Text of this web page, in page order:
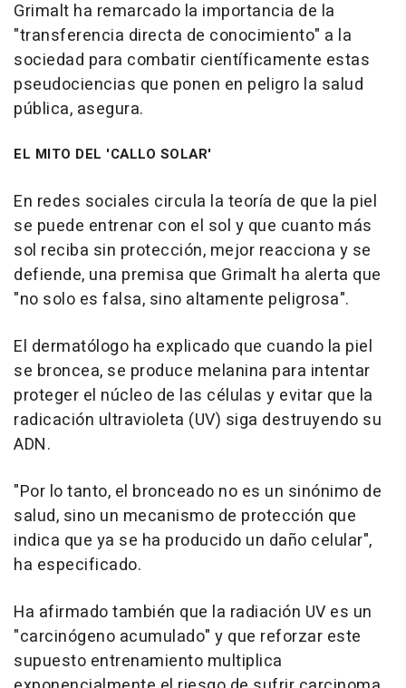
Grimalt ha remarcado la importancia de la
"transferencia directa de conocimiento" a la
sociedad para combatir científicamente estas
pseudociencias que ponen en peligro la salud
pública, asegura.
EL MITO DEL 'CALLO SOLAR'
En redes sociales circula la teoría de que la piel
se puede entrenar con el sol y que cuanto más
sol reciba sin protección, mejor reacciona y se
defiende, una premisa que Grimalt ha alerta que
"no solo es falsa, sino altamente peligrosa".
El dermatólogo ha explicado que cuando la piel
se broncea, se produce melanina para intentar
proteger el núcleo de las células y evitar que la
radicación ultravioleta (UV) siga destruyendo su
ADN.
"Por lo tanto, el bronceado no es un sinónimo de
salud, sino un mecanismo de protección que
indica que ya se ha producido un daño celular",
ha especificado.
Ha afirmado también que la radiación UV es un
"carcinógeno acumulado" y que reforzar este
supuesto entrenamiento multiplica